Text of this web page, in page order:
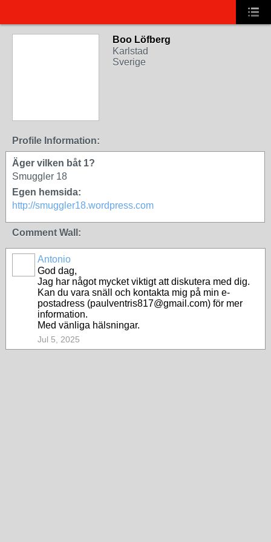
Boo Löfberg
Karlstad
Sverige
Profile Information:
Äger vilken båt 1?
Smuggler 18
Egen hemsida:
http://smuggler18.wordpress.com
Comment Wall:
Antonio
God dag,
Jag har något mycket viktigt att diskutera med dig.
Kan du vara snäll och kontakta mig på min e-
postadress (paulventris817@gmail.com) för mer
information.
Med vänliga hälsningar.
Jul 5, 2025